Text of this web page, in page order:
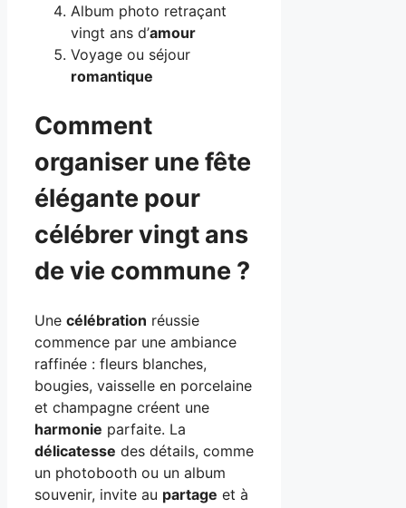
Album photo retraçant
vingt ans d’amour
Voyage ou séjour
romantique
Comment
organiser une fête
élégante pour
célébrer vingt ans
de vie commune ?
Une célébration réussie
commence par une ambiance
raffinée : fleurs blanches,
bougies, vaisselle en porcelaine
et champagne créent une
harmonie parfaite. La
délicatesse des détails, comme
un photobooth ou un album
souvenir, invite au partage et à